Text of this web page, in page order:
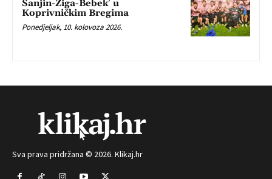
Sanjin-Žiga-Bebek’ u
Koprivničkim Bregima
Ponedjeljak, 10. kolovoza 2026.
Sva prava pridržana © 2026. Klikaj.hr